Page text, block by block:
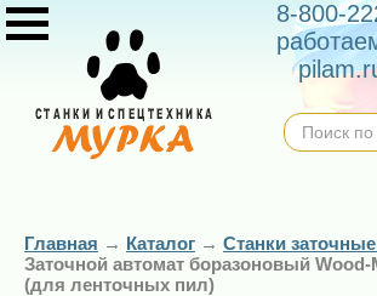
8-800-
Главная → Каталог → Станки
Заточной автомат боразоновый Wood-
(для ленточных пил)